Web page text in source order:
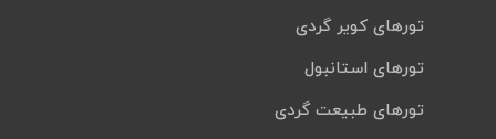
تورهای کویر گردی
تورهای استانبول
تورهای طبیعت گردی